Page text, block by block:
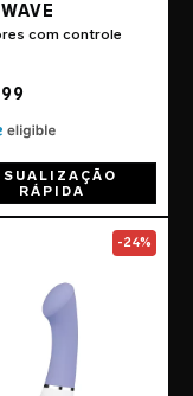
com controle
RÁPIDA
Sonic page
Go to the
-24%